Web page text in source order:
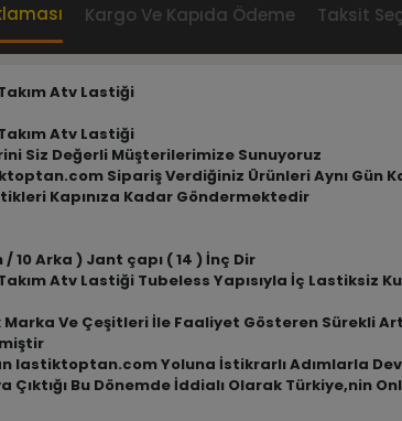
Kargo Ve Kapıda Ödeme Taksit
Atv Lastiği
Atv Lastiği
Siz Değerli Müşterilerimize Sunuyoruz
Sipariş Verdiğiniz Ürünleri Aynı Gün
Kapınıza Kadar Göndermektedir
10 Arka ) Jant çapı ( 14 ) İnç Dir
Atv Lastiği Tubeless Yapısıyla İç Lastiksiz
Ve Çeşitleri İle Faaliyet Gösteren Sürekli
lastiktoptan.com Yoluna İstikrarlı Adımlarla
Bu Dönemde İddialı Olarak Türkiye,nin